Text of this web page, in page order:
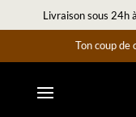
Livraison sous 24h
Ton coup de